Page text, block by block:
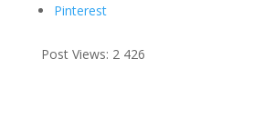
Pinterest
Post Views: 2 426